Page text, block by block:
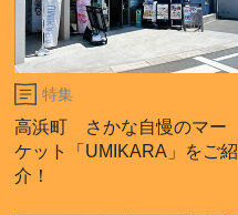
特集
高浜町 さかな自慢のマー
ケット「UMIKARA」をご紹
介！